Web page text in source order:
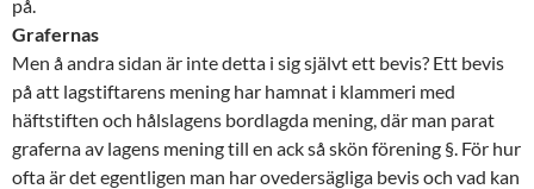
på.
Grafernas
Men å andra sidan är inte detta i sig självt ett bevis? Ett bevis
på att lagstiftarens mening har hamnat i klammeri med
häftstiften och hålslagens bordlagda mening, där man parat
grafernaav lagens mening till en ack så skön förening §. För hur
ofta är det egentligen man har ovedersägliga bevis och vad kan